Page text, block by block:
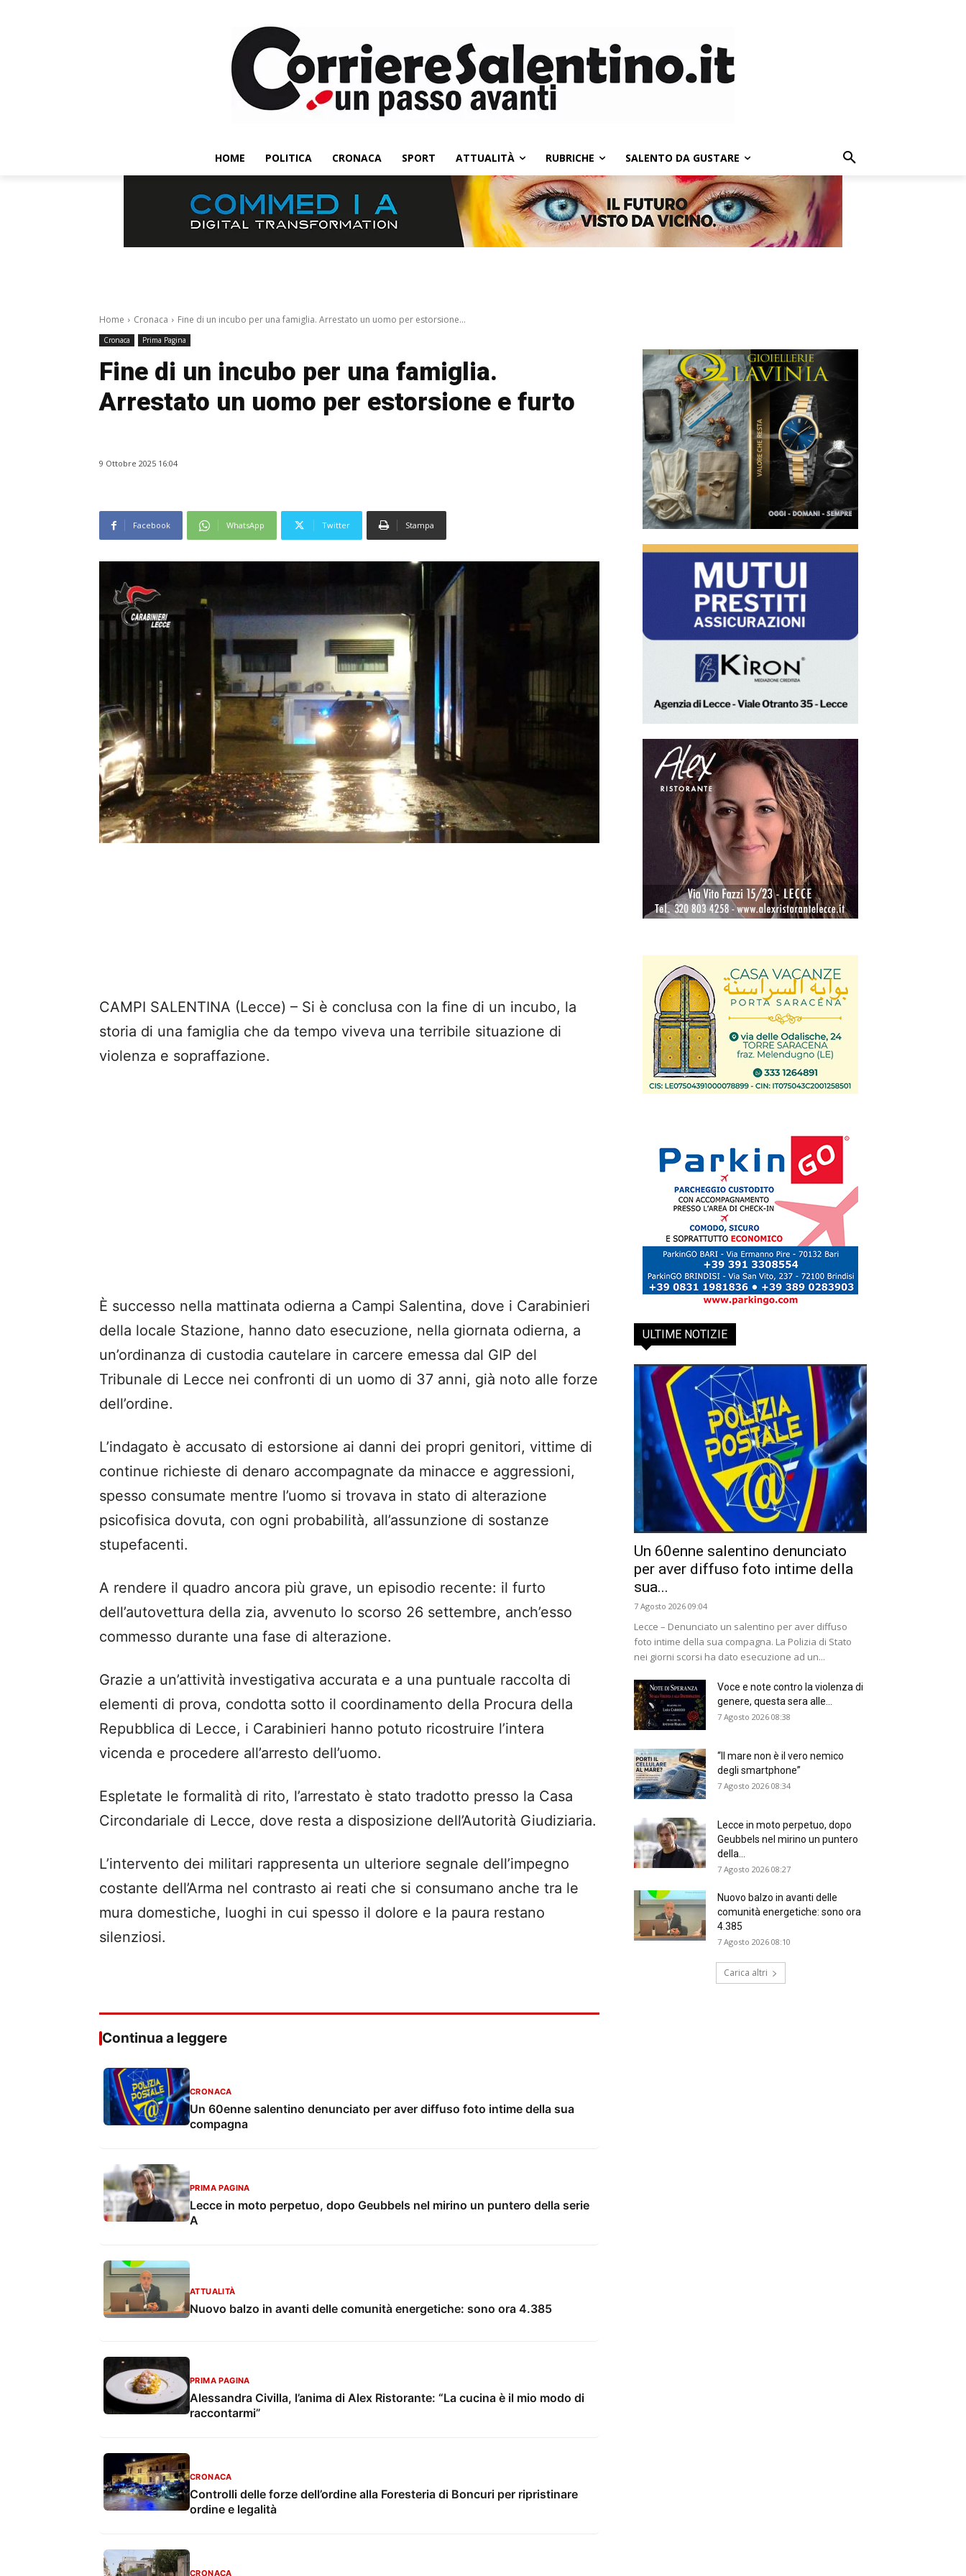
HOME POLITICA CRONACA SPORT ATTUALITÀ RUBRICHE SALENTO DA GUSTARE
Home Cronaca Fine di un incubo per una famiglia. Arrestato un uomo per estorsione...
Cronaca Prima Pagina
Fine di un incubo per una famiglia.
Arrestato un uomo per estorsione e furto
9 Ottobre 2025 16:04
Facebook WhatsApp Twitter Stampa
CAMPI SALENTINA (Lecce) – Si è conclusa con la fine di un incubo, la
storia di una famiglia che da tempo viveva una terribile situazione di
violenza e sopraffazione.
È successo nella mattinata odierna a Campi Salentina, dove i Carabinieri
della locale Stazione, hanno dato esecuzione, nella giornata odierna, a
un’ordinanza di custodia cautelare in carcere emessa dal GIP del
Tribunale di Lecce nei confronti di un uomo di 37 anni, già noto alle forze
dell’ordine.
L’indagato è accusato di estorsione ai danni dei propri genitori, vittime di
continue richieste di denaro accompagnate da minacce e aggressioni,
spesso consumate mentre l’uomo si trovava in stato di alterazione
psicofisica dovuta, con ogni probabilità, all’assunzione di sostanze
stupefacenti.
A rendere il quadro ancora più grave, un episodio recente: il furto
dell’autovettura della zia, avvenuto lo scorso 26 settembre, anch’esso
commesso durante una fase di alterazione.
Grazie a un’attività investigativa accurata e a una puntuale raccolta di
elementi di prova, condotta sotto il coordinamento della Procura della
Repubblica di Lecce, i Carabinieri hanno potuto ricostruire l’intera
vicenda e procedere all’arresto dell’uomo.
Espletate le formalità di rito, l’arrestato è stato tradotto presso la Casa
Circondariale di Lecce, dove resta a disposizione dell’Autorità Giudiziaria.
L’intervento dei militari rappresenta un ulteriore segnale dell’impegno
costante dell’Arma nel contrasto ai reati che si consumano anche tra le
mura domestiche, luoghi in cui spesso il dolore e la paura restano
silenziosi.
Continua a leggere
CRONACA
Un 60enne salentino denunciato per aver diffuso foto intime della sua
compagna
PRIMA PAGINA
Lecce in moto perpetuo, dopo Geubbels nel mirino un puntero della serie
A
ATTUALITÀ
Nuovo balzo in avanti delle comunità energetiche: sono ora 4.385
PRIMA PAGINA
Alessandra Civilla, l’anima di Alex Ristorante: “La cucina è il mio modo di
raccontarmi”
CRONACA
Controlli delle forze dell’ordine alla Foresteria di Boncuri per ripristinare
ordine e legalità
CRONACA
ULTIME NOTIZIE
Un 60enne salentino denunciato
per aver diffuso foto intime della
sua...
7 Agosto 2026 09:04
Lecce – Denunciato un salentino per aver diffuso
foto intime della sua compagna. La Polizia di Stato
nei giorni scorsi ha dato esecuzione ad un...
Voce e note contro la violenza di
genere, questa sera alle...
7 Agosto 2026 08:38
“Il mare non è il vero nemico
degli smartphone”
7 Agosto 2026 08:34
Lecce in moto perpetuo, dopo
Geubbels nel mirino un puntero
della...
7 Agosto 2026 08:27
Nuovo balzo in avanti delle
comunità energetiche: sono ora
4.385
7 Agosto 2026 08:10
Carica altri